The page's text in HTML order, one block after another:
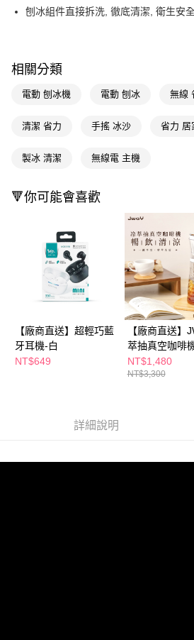
相關說明
１．簡單：不需註冊會員、不需綁卡、不需儲值
２．便利：只要手機號碼，簡訊認證，即可結帳
１．於結帳方式選擇「AFTEE先享後付」後，
３．收到繳費通知簡訊後14天內，點擊此簡訊
※ 請注意：結帳手續完成當下不需立刻繳費，
購買商品的店家。未經商家同意取消之訂單仍
※ 交易是否成功請以「AFTEE先享後付 」之
是否繳費成功／繳費後需取消欲退款等相關疑
客戶支援中心」 https://
【注意事項】
１．透過由恩沛科技股份有限公司提供之「
易，需依本服務之必要範圍內提供個人資料，
權轉讓予恩沛科技股份有限公司。
２．關於個人資料處理事宜，請瀏覽以下網址
https://aftee.tw/terms/#terms3
「AFTEE先享後付」，若未經同意申辦者引起
請求用戶進行身份認證。
５．嚴禁一人註冊多個帳號或使用他人資訊註
宅配(廠商直送🚚)
每筆NT$300
刨冰組件直接拆洗, 徹底清潔, 衛生安
相關分類
電動 刨冰機 電動 刨冰 無線
清潔 省力 手搖 冰沙 省力 居
製冰 清潔 無線電 主機
🔻你可能會喜歡
【廠商直送】超輕巧藍
牙耳機-白
NT$649
【廠商直送】
萃抽真空咖啡
CF315
NT$1,480
NT$3,300
詳細說明